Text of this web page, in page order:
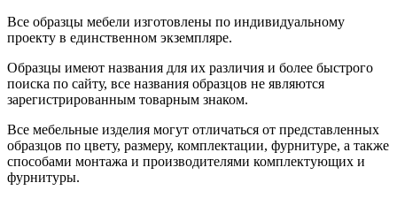
Все образцы мебели изготовлены по индивидуальному
проекту в единственном экземпляре.
Образцы имеют названия для их различия и более быстрого
поиска по сайту, все названия образцов не являются
зарегистрированным товарным знаком.
Все мебельные изделия могут отличаться от представленных
образцов по цвету, размеру, комплектации, фурнитуре, а также
способами монтажа и производителями комплектующих и
фурнитуры.